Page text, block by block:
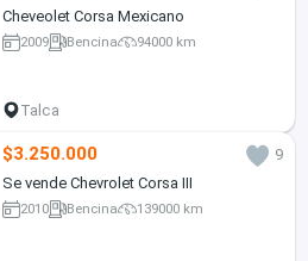
Cheveolet Corsa Mexicano
2009 Bencina 94000 km
Talca
$3.250.000
9
Se vende Chevrolet Corsa III
2010 Bencina 139000 km